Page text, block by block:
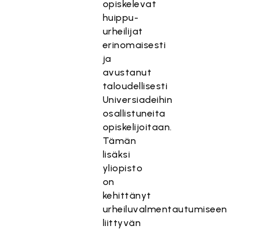
opiskelevat
huippu-
urheilijat
erinomaisesti
ja
avustanut
taloudellisesti
Universiadeihin
osallistuneita
opiskelijoitaan.
Tämän
lisäksi
yliopisto
on
kehittänyt
urheiluvalmentautumiseen
liittyvän